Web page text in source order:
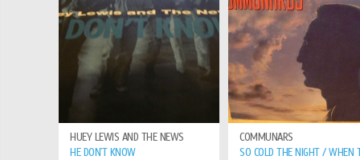
HUEY LEWIS AND THE NEWS
HE DON`T KNOW
COMMUNARS